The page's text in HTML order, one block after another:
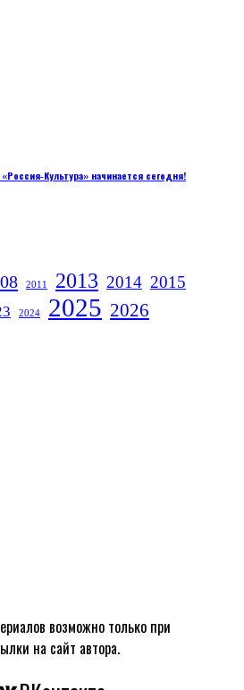
начинается сегодня!
2011 2013 2014 2015
2024 2025 2026
возможно только при
на сайт автора.